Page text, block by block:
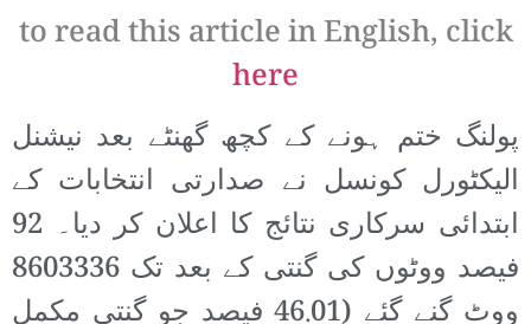
to read this article in English, click
here
پولنگ ختم ہونے کے کچھ گھنٹے بعد نیشنل
الیکٹورل کونسل نے صدارتی انتخابات کے
ابتدائی سرکاری نتائج کا اعلان کر دیا۔ 92
فیصد ووٹوں کی گنتی کے بعد تک 8603336
ووٹ گنے گئے (46.01 فیصد جو گنتی مکمل